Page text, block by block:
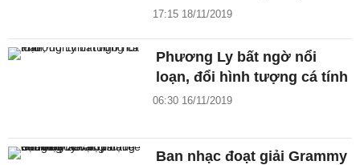
17:15 18/11/2019
Phương Ly bất ngờ nổi
loạn, đổi hình tượng cá tính
06:30 16/11/2019
Ban nhạc đoạt giải Grammy